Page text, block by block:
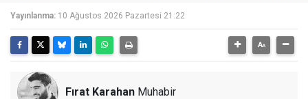
Yayınlanma: 10 Ağustos 2026 Pazartesi 21:22
Fırat Karahan Muhabir